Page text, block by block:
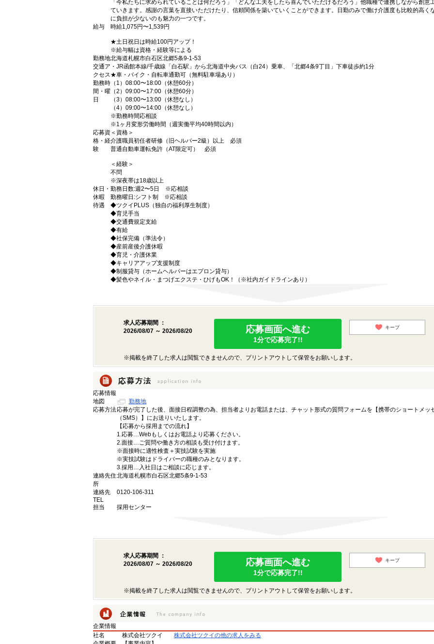
「今私たちに求められていることは何だろう」「どんな工夫をしたら喜んでいただけるだろう」他職種で連携しながら創意
ていきます。感謝の言葉を直接いただけたり、信頼関係を築いていくことができます。日勤のみで働け介護度も比較的高く
に負担が少ないのも魅力の一つです。
給与
時給1,075円〜1,539円
★土日祝日は時給100円アップ！
※給与幅は資格・経験等による
勤務地北海道札幌市白石区北郷5条9-1-53
交通ア
クセス
・JR函館本線/千歳線「白石駅」から北海道中央バス（白24）乗車、「北郷4条9丁目」下車徒歩約1分
★車・バイク・自転車通勤可（無料駐車場あり）
勤務時
間・曜
日
（1）08:00〜18:00（休憩60分）
（2）09:00〜17:00（休憩60分）
（3）08:00〜13:00（休憩なし）
（4）09:00〜14:00（休憩なし）
※勤務時間応相談
※1ヶ月変形労働時間（週実働平均40時間以内）
応募資
格・経
験
＜資格＞
介護職員初任者研修（旧ヘルパー2級）以上 必須
普通自動車運転免許（AT限定可） 必須
＜経験＞
不問
※深夜帯は18歳以上
休日・
休暇
勤務日数:週2〜5日 ※応相談
勤務曜日:シフト制 ※応相談
待遇
◆ツクイPLUS（独自の福利厚生制度）
◆育児手当
◆交通費規定支給
◆有給
◆社保完備（準法令）
◆産前産後介護休暇
◆育児・介護休業
◆キャリアアップ支援制度
◆制服貸与（ホームヘルパーはエプロン貸与）
◆髪色やネイル・まつげエクステ・ひげもOK！（※社内ガイドラインあり）
求人応募期間 ：
2026/08/07 ～ 2026/08/20
応募画面へ進む
1分で応募完了!!
キープ
※掲載を終了した求人は閲覧できませんので、プリントアウトして保管をお願いします。
応募情報
地図
勤務地
応募方法応募が完了した後、面接日程調整の為、担当者よりお電話または、チャット形式の質問フォームを【携帯のショートメッ
（SMS）】にお送りいたします。
【応募から採用までの流れ】
1.応募…Webもしくはお電話より応募ください。
2.面接…ご質問や働き方の相談も受け付けます。
※面接時に適性検査＋実技試験を実施
※実技試験はドライバーの職種のみとなります。
3.採用…入社日はご相談に応じます。
連絡先住
所
北海道札幌市白石区北郷5条9-1-53
連絡先
TEL
0120-106-311
担当 採用センター
求人応募期間 ：
2026/08/07 ～ 2026/08/20
応募画面へ進む
1分で応募完了!!
キープ
※掲載を終了した求人は閲覧できませんので、プリントアウトして保管をお願いします。
企業情報
社名
株式会社ツクイ
株式会社ツクイの他の求人をみる